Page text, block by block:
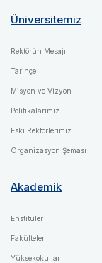
Üniversitemiz
Rektörün Mesajı
Tarihçe
Misyon ve Vizyon
Politikalarımız
Eski Rektörlerimiz
Organizasyon Şeması
Akademik
Enstitüler
Fakülteler
Yüksekokullar